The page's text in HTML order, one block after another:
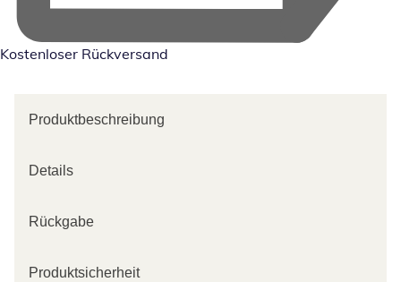
Kostenloser Rückversand
Produktbeschreibung
Details
Rückgabe
Produktsicherheit